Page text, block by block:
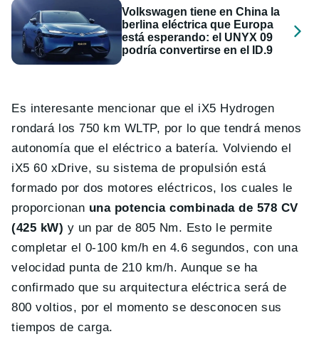
Volkswagen tiene en China la
berlina eléctrica que Europa
está esperando: el UNYX 09
podría convertirse en el ID.9
Es interesante mencionar que el iX5 Hydrogen
rondará los 750 km WLTP, por lo que tendrá menos
autonomía que el eléctrico a batería. Volviendo el
iX5 60 xDrive, su sistema de propulsión está
formado por dos motores eléctricos, los cuales le
proporcionan una potencia combinada de 578 CV
(425 kW) y un par de 805 Nm. Esto le permite
completar el 0-100 km/h en 4.6 segundos, con una
velocidad punta de 210 km/h. Aunque se ha
confirmado que su arquitectura eléctrica será de
800 voltios, por el momento se desconocen sus
tiempos de carga.